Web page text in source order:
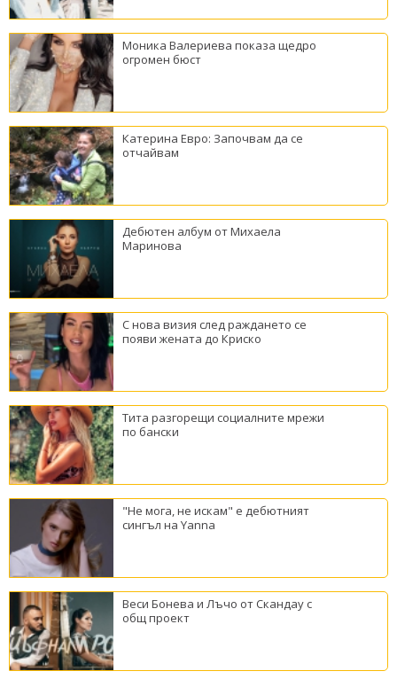
Моника Валериева показа щедро
огромен бюст
Катерина Евро: Започвам да се
отчайвам
Дебютен албум от Михаела
Маринова
С нова визия след раждането се
появи жената до Криско
Тита разгорещи социалните мрежи
по бански
"Не мога, не искам" е дебютният
сингъл на Yanna
Веси Бонева и Лъчо от Скандау с
общ проект